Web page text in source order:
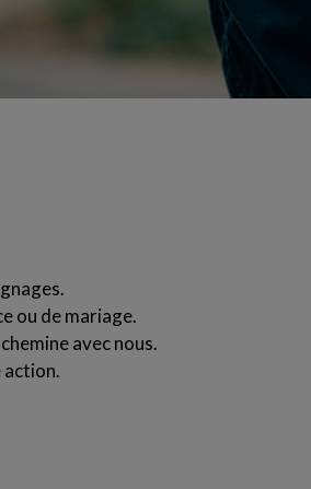
ou de mariage.
avec nous.
action.